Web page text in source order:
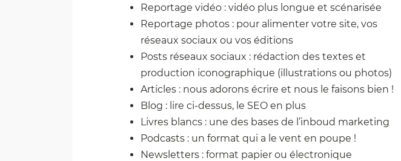
Reportage vidéo : vidéo plus longue et scénarisée
Reportage photos : pour alimenter votre site, vos
réseaux sociaux ou vos éditions
Posts réseaux sociaux : rédaction des textes et
production iconographique (illustrations ou photos)
Articles : nous adorons écrire et nous le faisons bien !
Blog : lire ci-dessus, le SEO en plus
Livres blancs : une des bases de l’inboud marketing
Podcasts : un format qui a le vent en poupe !
Newsletters : format papier ou électronique